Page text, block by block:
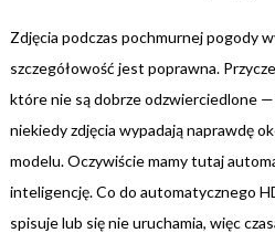
Zdjęcia podczas pochmurnej pogody
szczegółowość jest poprawna.
które nie są dobrze odzwierciedlone
niekiedy zdjęcia wypadają naprawdę
modelu. Oczywiście mamy tutaj
inteligencję. Co do automatycznego
spisuje lub się nie uruchamia, więc